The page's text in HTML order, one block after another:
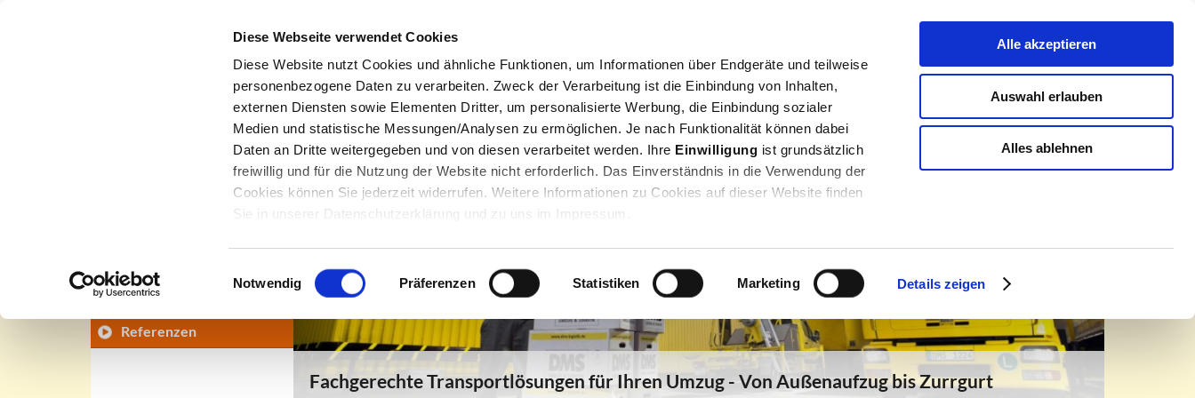
Diese Webseite verwendet Cookies
Diese Website nutzt Cookies und ähnliche Funktionen, um Informationen über Endgeräte und teilweise
personenbezogene Daten zu verarbeiten. Zweck der Verarbeitung ist die Einbindung von Inhalten,
externen Diensten sowie Elementen Dritter, um personalisierte Werbung, die Einbindung sozialer
Medien und statistische Messungen/Analysen zu ermöglichen. Je nach Funktionalität können dabei
Daten an Dritte weitergegeben und von diesen verarbeitet werden. Ihre Einwilligung ist grundsätzlich
freiwillig und für die Nutzung der Website nicht erforderlich. Das Einverständnis in die Verwendung der
Cookies können Sie jederzeit widerrufen. Weitere Informationen zu Cookies auf dieser Website finden
Sie in unserer Datenschutzerklärung und zu uns im Impressum.
Einwilligungsauswahl
Notwendig Präferenzen Statistiken Marketing Details zeigen
Alle akzeptieren
Auswahl erlauben
Alles ablehnen
Infothek
Fachgerechte Transportlösungen für Ihren Umzug - Von Außenaufzug bis Zurrgurt
Büro-/Objektumzug
Inhouse Umzugsservice
Umzugsmanagement
umweltbewusste
Umzugslogistik
Referenzen